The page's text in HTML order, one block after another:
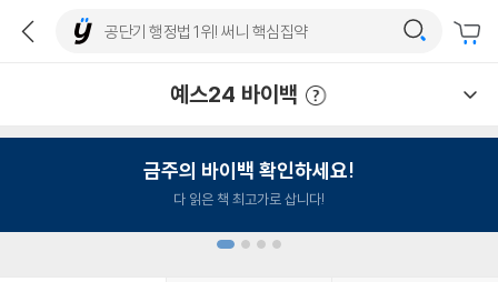
예스24 바이백
금주의 바이백 확인하세요!
다 읽은 책 최고가로 삽니다!